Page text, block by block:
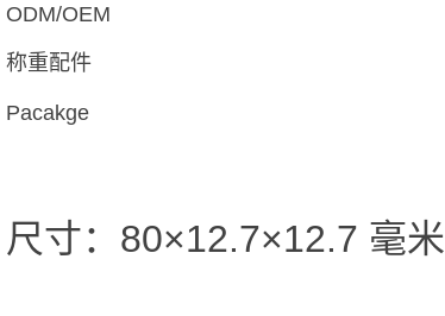
ODM/OEM
称重配件
Pacakge
尺寸：80×12.7×12.7 毫米